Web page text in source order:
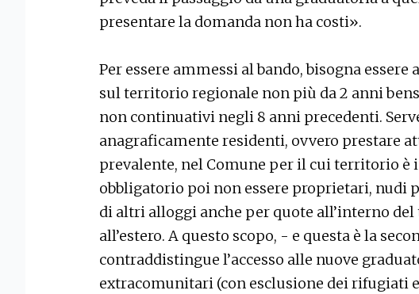
presentare la domanda non ha costi».
Per essere ammessi al bando, bisogna
sul territorio regionale non più da 2 anni
non continuativi negli 8 anni precedenti.
anagraficamente residenti, ovvero prestare
prevalente, nel Comune per il cui territorio è
obbligatorio poi non essere proprietari,
di altri alloggi anche per quote all’interno
all’estero. A questo scopo, - e questa è la
contraddistingue l’accesso alle nuove
extracomunitari (con esclusione dei rifugiati